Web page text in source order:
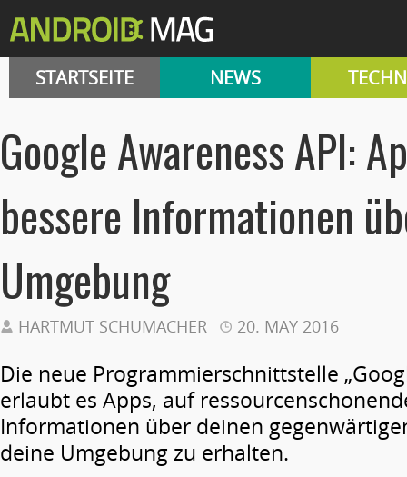
STARTSEITE NEWS
Google Awareness API:
bessere Informationen
Umgebung
HARTMUT SCHUMACHER 20. MAY 2016
Die neue Programmierschnittstelle
erlaubt es Apps, auf
Informationen über deinen
deine Umgebung zu erhalten.